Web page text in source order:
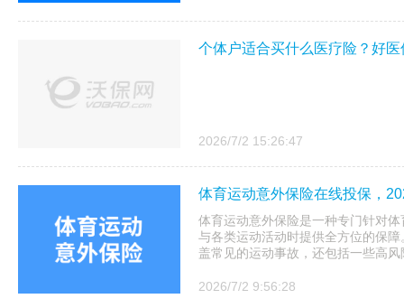
个体户适合买什么医疗险？好
2026/7/2 15:26:47
体育运动意外保险在线投保，
体育运动意外保险是一种专门针对
与各类运动活动时提供全方位的保
盖常见的运动事故，还包括一些高
2026/7/2 9:56:28